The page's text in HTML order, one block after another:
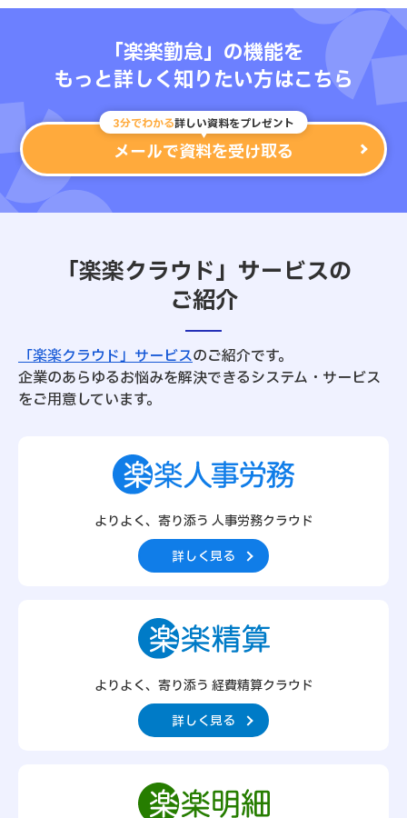
「楽楽勤怠」の機能を
もっと詳しく知りたい方はこちら
3分でわかる詳しい資料をプレゼント
メールで資料を受け取る
「楽楽クラウド」サービスの
ご紹介
「楽楽クラウド」サービスのご紹介です。
企業のあらゆるお悩みを解決できるシステム・サービス
をご用意しています。
よりよく、寄り添う 人事労務クラウド
詳しく見る
よりよく、寄り添う 経費精算クラウド
詳しく見る